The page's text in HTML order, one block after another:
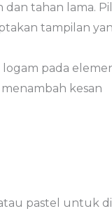
dan tahan lama.
tampilan
logam pada
kesan
pastel untuk